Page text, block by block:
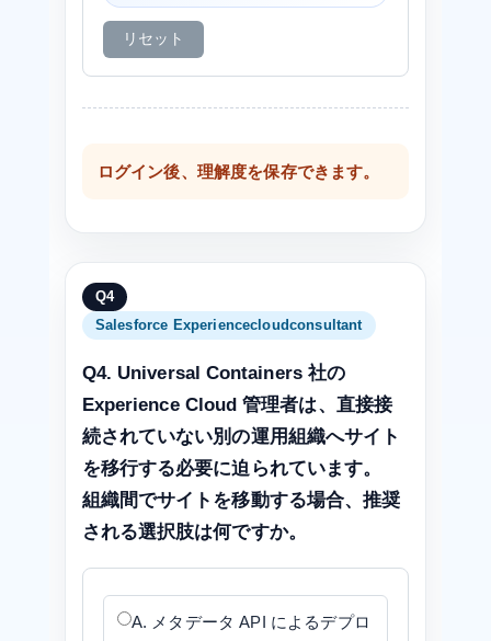
リセット
ログイン後、理解度を保存できます。
Q4
Salesforce Experiencecloudconsultant
Q4. Universal Containers 社の
Experience Cloud 管理者は、直接接
続されていない別の運用組織へサイト
を移行する必要に迫られています。
組織間でサイトを移動する場合、推奨
される選択肢は何ですか。
A. メタデータ API によるデプロ